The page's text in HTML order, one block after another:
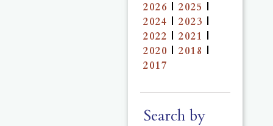
2026 | 2025 |
2024 | 2023 |
2022 | 2021 |
2020 | 2018 |
2017
Search by